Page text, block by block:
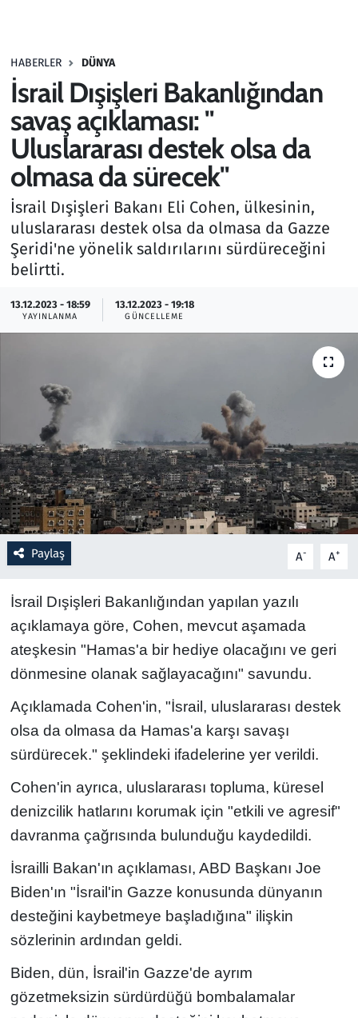
HABERLER DÜNYA
İsrail Dışişleri Bakanlığından
savaş açıklaması: "
Uluslararası destek olsa da
olmasa da sürecek"
İsrail Dışişleri Bakanı Eli Cohen, ülkesinin,
uluslararası destek olsa da olmasa da Gazze
Şeridi'ne yönelik saldırılarını sürdüreceğini
belirtti.
13.12.2023 - 18:59
YAYINLANMA
13.12.2023 - 19:18
GÜNCELLEME
Paylaş A- A+
İsrail Dışişleri Bakanlığından yapılan yazılı
açıklamaya göre, Cohen, mevcut aşamada
ateşkesin "Hamas'a bir hediye olacağını ve geri
dönmesine olanak sağlayacağını" savundu.
Açıklamada Cohen'in, "İsrail, uluslararası destek
olsa da olmasa da Hamas'a karşı savaşı
sürdürecek." şeklindeki ifadelerine yer verildi.
Cohen'in ayrıca, uluslararası topluma, küresel
denizcilik hatlarını korumak için "etkili ve agresif"
davranma çağrısında bulunduğu kaydedildi.
İsrailli Bakan'ın açıklaması, ABD Başkanı Joe
Biden'ın "İsrail'in Gazze konusunda dünyanın
desteğini kaybetmeye başladığına" ilişkin
sözlerinin ardından geldi.
Biden, dün, İsrail'in Gazze'de ayrım
gözetmeksizin sürdürdüğü bombalamalar
Haber
Kültür Sanat
Kurumsal Haberler
Lezzet Durağı
Memur ve Kamu
Otomobil
Oyun
Resmi İlanlar
Rüya Tabirleri
Sağlık
Savunma Sanayi
Seçim 2023
Spor
Teknoloji ve Bilim
Televizyon